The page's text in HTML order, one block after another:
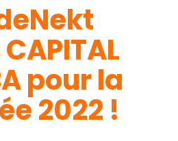
pour la
2022 !